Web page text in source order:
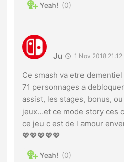
0
Ju 1 Nov 2018 21:12
Ce smash va etre
71 personnages a
assist, les stages, bonus,
jeux…et ce mode story ces
ce jeu c est de l amour
💖💖💖💖💖
0